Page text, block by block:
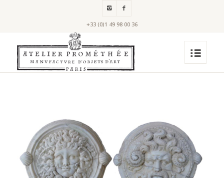
+33 (0)1 49 98 00 36